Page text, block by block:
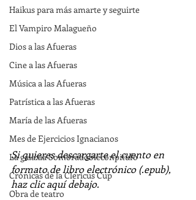
Haikus para más amarte y seguirte
El Vampiro Malagueño
Dios a las Afueras
Cine a las Afueras
Música a las Afueras
Patrística a las Afueras
María de las Afueras
Mes de Ejercicios Ignacianos
La galaxia Sombradobleconpitufo
Crónicas de la Clericus Cup
Obra de teatro
Si quieres descargarte el cuento en
formato de libro electrónico (.epub),
haz clic aquí debajo.